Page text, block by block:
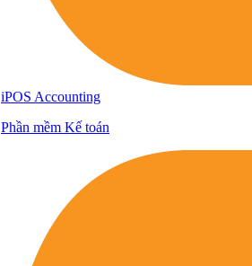
iPOS Accounting
Phần mềm Kế toán